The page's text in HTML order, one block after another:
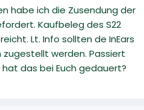
habe ich die Zusendung der
Kaufbeleg des S22
Lt. Info sollten de InEars
werden. Passiert
das bei Euch gedauert?